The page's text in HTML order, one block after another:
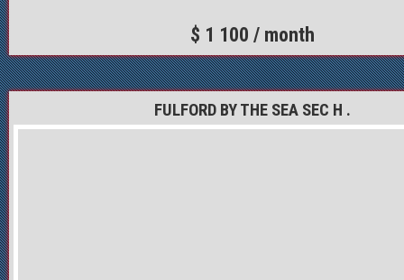
$ 1 100 / month
FULFORD BY THE SEA SEC H .